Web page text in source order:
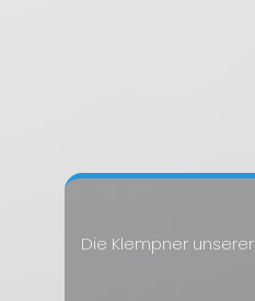
Die Klempner